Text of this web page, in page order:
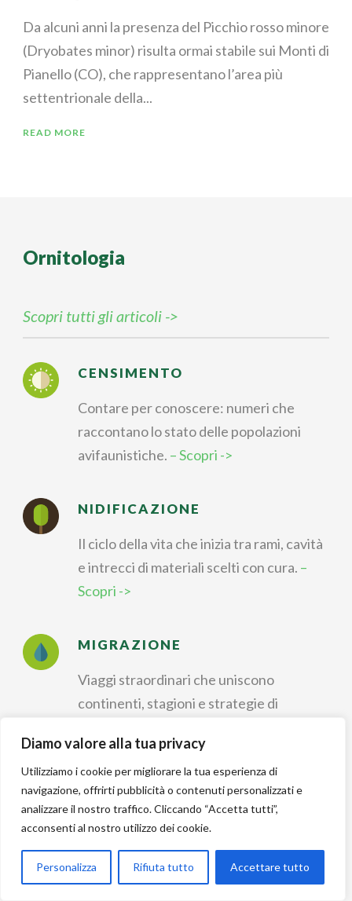
Diamo valore alla tua privacy
Utilizziamo i cookie per migliorare la tua esperienza di
navigazione, offrirti pubblicità o contenuti personalizzati e
analizzare il nostro traffico. Cliccando “Accetta tutti”,
acconsenti al nostro utilizzo dei cookie.
Personalizza Rifiuta tutto Accettare tutto
Da alcuni anni la presenza del Picchio rosso minore
(Dryobates minor) risulta ormai stabile sui Monti di
Pianello (CO), che rappresentano l’area più
settentrionale della...
READ MORE
Ornitologia
Scopri tutti gli articoli ->
CENSIMENTO
Contare per conoscere: numeri che
raccontano lo stato delle popolazioni
avifaunistiche. – Scopri ->
NIDIFICAZIONE
Il ciclo della vita che inizia tra rami, cavità
e intrecci di materiali scelti con cura. –
Scopri ->
MIGRAZIONE
Viaggi straordinari che uniscono
continenti, stagioni e strategie di
IDENTIFICAZIONE
Riconoscere forme, colori e canti per
incontro nella natura.
– Scopri ->